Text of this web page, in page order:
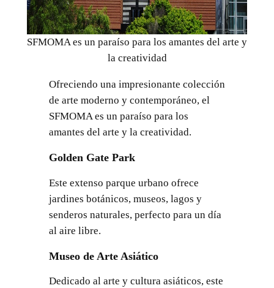
SFMOMA es un paraíso para los amantes del arte y
la creatividad
Ofreciendo una impresionante colección
de arte moderno y contemporáneo, el
SFMOMA es un paraíso para los
amantes del arte y la creatividad.
Golden Gate Park
Este extenso parque urbano ofrece
jardines botánicos, museos, lagos y
senderos naturales, perfecto para un día
al aire libre.
Museo de Arte Asiático
Dedicado al arte y cultura asiáticos, este